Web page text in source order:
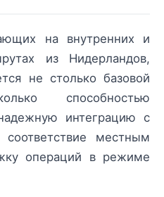
на внутренних и
из Нидерландов,
не столько базовой
способностью
интеграцию с
местным
операций в режиме